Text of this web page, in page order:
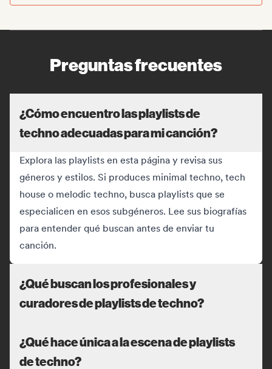
Preguntas frecuentes
¿Cómo encuentro las playlists de
techno adecuadas para mi canción?
Explora las playlists en esta página y revisa sus
géneros y estilos. Si produces minimal techno, tech
house o melodic techno, busca playlists que se
especialicen en esos subgéneros. Lee sus biografías
para entender qué buscan antes de enviar tu
canción.
¿Qué buscan los profesionales y
curadores de playlists de techno?
¿Qué hace única a la escena de playlists
de techno?